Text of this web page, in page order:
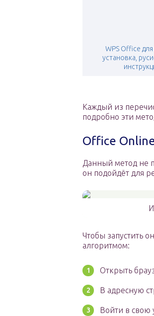
WPS Office
установка,
Каждый из
подробно эти
Office
Данный метод не
он подойдёт для
Чтобы запустить
алгоритмом:
Открыть
В адресную
Войти в свою